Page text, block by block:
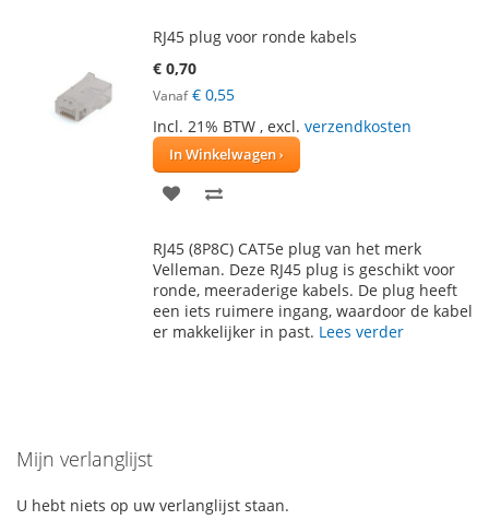
RJ45 plug voor ronde kabels
€ 0,70
Vanaf € 0,55
Incl. 21% BTW , excl. verzendkosten
In Winkelwagen
VOEG
AAN
VERLANGLIJST
TE
VERGELIJKEN
RJ45 (8P8C) CAT5e plug van het merk
Velleman. Deze RJ45 plug is geschikt voor
ronde, meeraderige kabels. De plug heeft
een iets ruimere ingang, waardoor de kabel
er makkelijker in past. Lees verder
Mijn verlanglijst
U hebt niets op uw verlanglijst staan.